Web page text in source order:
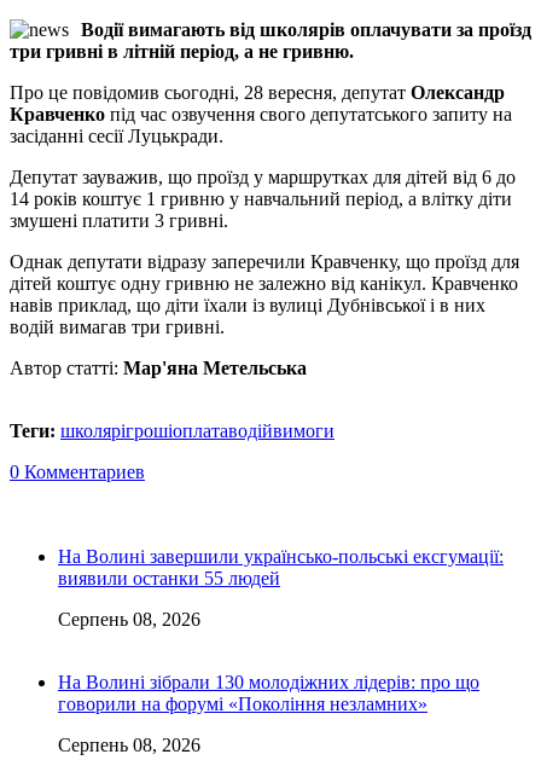
Водії вимагають від школярів оплачувати за проїзд
три гривні в літній період, а не гривню.
Про це повідомив сьогодні, 28 вересня, депутат Олександр
Кравченко під час озвучення свого депутатського запиту на
засіданні сесії Луцькради.
Депутат зауважив, що проїзд у маршрутках для дітей від 6 до
14 років коштує 1 гривню у навчальний період, а влітку діти
змушені платити 3 гривні.
Однак депутати відразу заперечили Кравченку, що проїзд для
дітей коштує одну гривню не залежно від канікул. Кравченко
навів приклад, що діти їхали із вулиці Дубнівської і в них
водій вимагав три гривні.
Автор статті: Мар'яна Метельська
Теги: школярігрошіоплатаводійвимоги
0 Комментариев
На Волині завершили українсько-польські ексгумації:
виявили останки 55 людей
Серпень 08, 2026
На Волині зібрали 130 молодіжних лідерів: про що
говорили на форумі «Покоління незламних»
Серпень 08, 2026